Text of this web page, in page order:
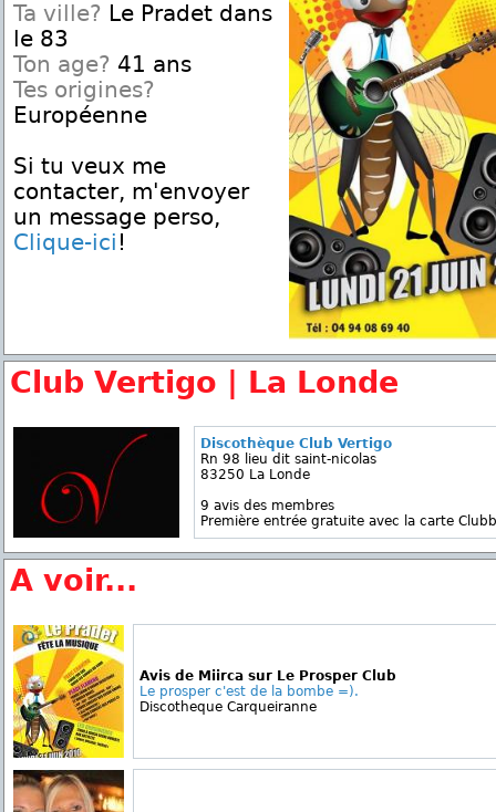
Ta ville? Le Pradet dans
le 83
Ton age? 41 ans
Tes origines?
Européenne
Si tu veux me
contacter, m'envoyer
un message perso,
Clique-ici !
Club Vertigo | La Londe
Discothèque Club Vertigo
Rn 98 lieu dit saint-nicolas
83250 La Londe
9 avis des membres
Première entrée gratuite avec la carte
A voir...
Avis de Miirca sur Le Prosper Club
Le prosper c'est de la bombe =).
Discotheque Carqueiranne